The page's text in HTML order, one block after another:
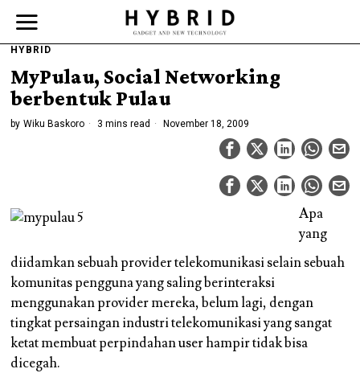
HYBRID
MyPulau, Social Networking
berbentuk Pulau
by Wiku Baskoro 3 mins read November 18, 2009
Apa
yang
diidamkan sebuah provider telekomunikasi selain sebuah
komunitas pengguna yang saling berinteraksi
menggunakan provider mereka, belum lagi, dengan
tingkat persaingan industri telekomunikasi yang sangat
ketat membuat perpindahan user hampir tidak bisa
dicegah.